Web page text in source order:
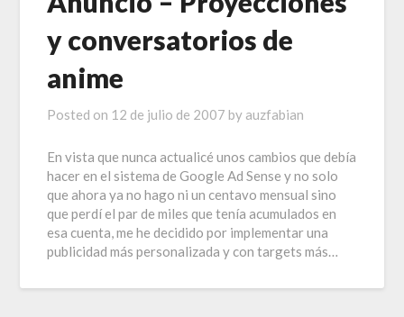
y conversatorios de
anime
Posted on 12 de julio de 2007 by auzfabian
En vista que nunca actualicé unos cambios que debía
hacer en el sistema de Google Ad Sense y no solo
que ahora ya no hago ni un centavo mensual sino
que perdí el par de miles que tenía acumulados en
esa cuenta, me he decidido por implementar una
publicidad más personalizada y con targets más…